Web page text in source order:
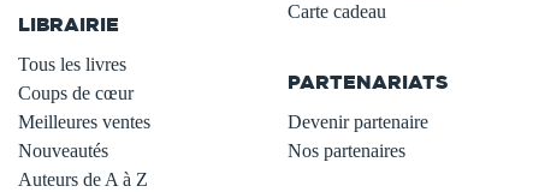
LIBRAIRIE
Tous les livres
Coups de cœur
Meilleures ventes
Nouveautés
Auteurs de A à Z
Carte cadeau
PARTENARIATS
Devenir partenaire
Nos partenaires